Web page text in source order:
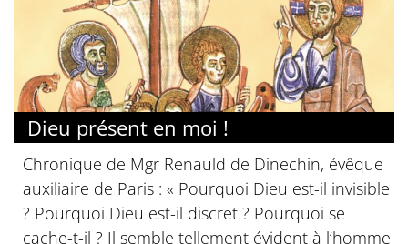
Dieu présent en moi !
Chronique de Mgr Renauld de Dinechin, évêque
auxiliaire de Paris : « Pourquoi Dieu est-il invisible
? Pourquoi Dieu est-il discret ? Pourquoi se
cache-t-il ? Il semble tellement évident à l’homme